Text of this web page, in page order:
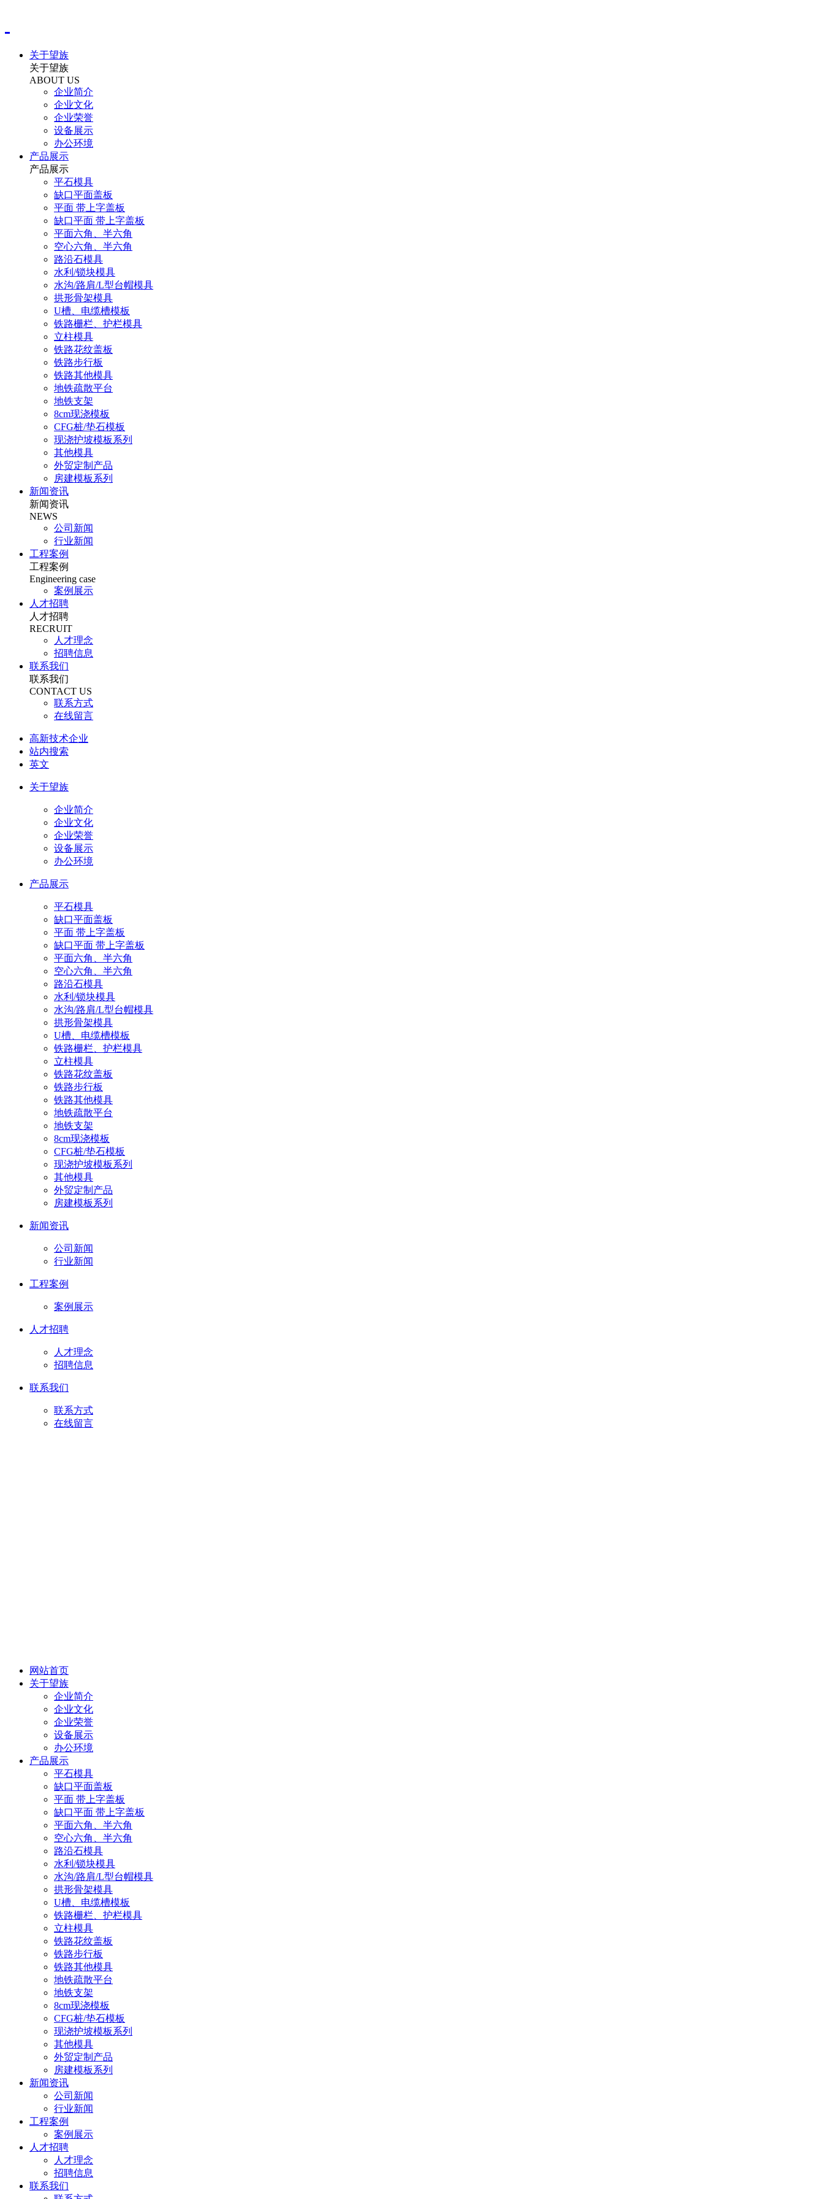
关于望族
关于望族
ABOUT US
企业简介
企业文化
企业荣誉
设备展示
办公环境
产品展示
产品展示
平石模具
缺口平面盖板
平面 带上字盖板
缺口平面 带上字盖板
平面六角、半六角
空心六角、半六角
路沿石模具
水利/锁块模具
水沟/路肩/L型台帽模具
拱形骨架模具
U槽、电缆槽模板
铁路栅栏、护栏模具
立柱模具
铁路花纹盖板
铁路步行板
铁路其他模具
地铁疏散平台
地铁支架
8cm现浇模板
CFG桩/垫石模板
现浇护坡模板系列
其他模具
外贸定制产品
房建模板系列
新闻资讯
新闻资讯
NEWS
公司新闻
行业新闻
工程案例
工程案例
Engineering case
案例展示
人才招聘
人才招聘
RECRUIT
人才理念
招聘信息
联系我们
联系我们
CONTACT US
联系方式
在线留言
高新技术企业
站内搜索
英文
关于望族
企业简介
企业文化
企业荣誉
设备展示
办公环境
产品展示
平石模具
缺口平面盖板
平面 带上字盖板
缺口平面 带上字盖板
平面六角、半六角
空心六角、半六角
路沿石模具
水利/锁块模具
水沟/路肩/L型台帽模具
拱形骨架模具
U槽、电缆槽模板
铁路栅栏、护栏模具
立柱模具
铁路花纹盖板
铁路步行板
铁路其他模具
地铁疏散平台
地铁支架
8cm现浇模板
CFG桩/垫石模板
现浇护坡模板系列
其他模具
外贸定制产品
房建模板系列
新闻资讯
公司新闻
行业新闻
工程案例
案例展示
人才招聘
人才理念
招聘信息
联系我们
联系方式
在线留言
网站首页
关于望族
企业简介
企业文化
企业荣誉
设备展示
办公环境
产品展示
平石模具
缺口平面盖板
平面 带上字盖板
缺口平面 带上字盖板
平面六角、半六角
空心六角、半六角
路沿石模具
水利/锁块模具
水沟/路肩/L型台帽模具
拱形骨架模具
U槽、电缆槽模板
铁路栅栏、护栏模具
立柱模具
铁路花纹盖板
铁路步行板
铁路其他模具
地铁疏散平台
地铁支架
8cm现浇模板
CFG桩/垫石模板
现浇护坡模板系列
其他模具
外贸定制产品
房建模板系列
新闻资讯
公司新闻
行业新闻
工程案例
案例展示
人才招聘
人才理念
招聘信息
联系我们